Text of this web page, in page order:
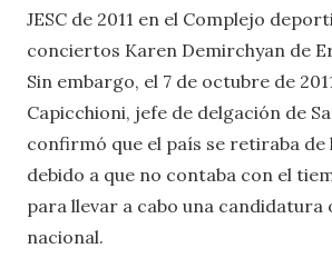
JESC de 2011 en el Complejo
conciertos Karen Demirchyan de
Sin embargo, el 7 de octubre de
Capicchioni, jefe de delgación de
confirmó que el país se retiraba
debido a que no contaba con el
para llevar a cabo una candidatura
nacional.